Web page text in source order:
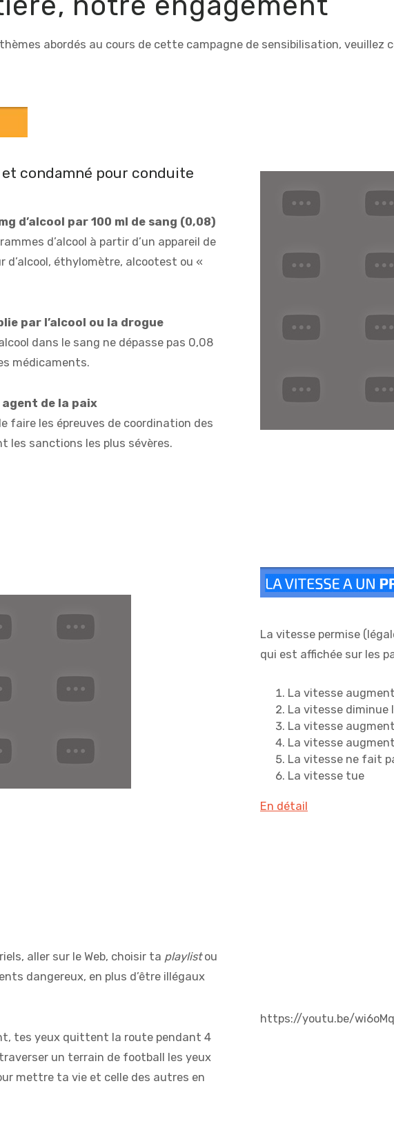
abordés au cours de cette campagne de sensibilisation,
condamné pour conduite
d’alcool par 100 ml de sang (0,08)
d’alcool à partir d’un appareil de
éthylomètre, alcootest ou «
par l’alcool ou la drogue
dans le sang ne dépasse pas 0,08
médicaments.
agent de la paix
faire les épreuves de coordination des
les sanctions les plus sévères.
La vitesse permise
qui est affichée sur les
La vitesse
La vitesse diminue
La vitesse
La vitesse
La vitesse ne fait
La vitesse tue
En détail
aller sur le Web, choisir ta playlistou
dangereux, en plus d’être illégaux
tes yeux quittent la route pendant 4
un terrain de football les yeux
mettre ta vie et celle des autres en
https://youtu.be/